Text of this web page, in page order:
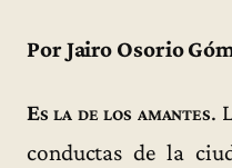
Por Jairo Osorio
Es la de los amantes.
conductas de la